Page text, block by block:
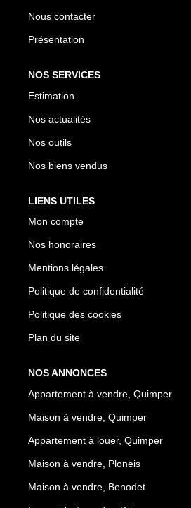
Nous contacter
Présentation
NOS SERVICES
Estimation
Nos actualités
Nos outils
Nos biens vendus
LIENS UTILES
Mon compte
Nos honoraires
Mentions légales
Politique de confidentialité
Politique des cookies
Plan du site
NOS ANNONCES
Appartement à vendre, Quimper
Maison à vendre, Quimper
Appartement à louer, Quimper
Maison à vendre, Ploneis
Maison à vendre, Benodet